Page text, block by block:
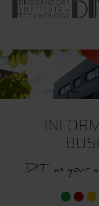
DIT as your